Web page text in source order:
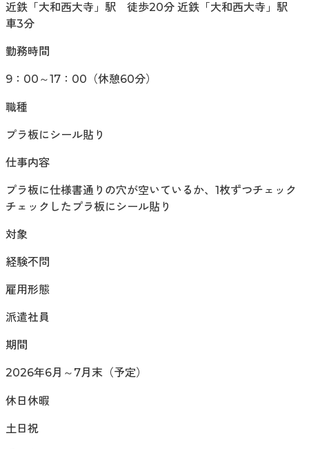
近鉄「大和西大寺」駅 徒歩20分 近鉄「大和西大寺」駅
車3分
勤務時間
9：00～17：00（休憩60分）
職種
プラ板にシール貼り
仕事内容
プラ板に仕様書通りの穴が空いているか、1枚ずつチェック
チェックしたプラ板にシール貼り
対象
経験不問
雇用形態
派遣社員
期間
2026年6月～7月末（予定）
休日休暇
土日祝